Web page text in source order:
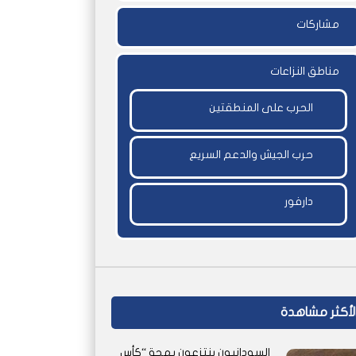
مشاركات
مناطق النزاعات
الحرب على المنطقتين
حرب الجيش والدعم السريع
دارفور
مشاهدة
السودانيون ينتزعون بهجة “كأس